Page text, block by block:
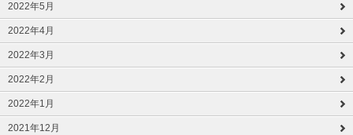
2022年5月
2022年4月
2022年3月
2022年2月
2022年1月
2021年12月